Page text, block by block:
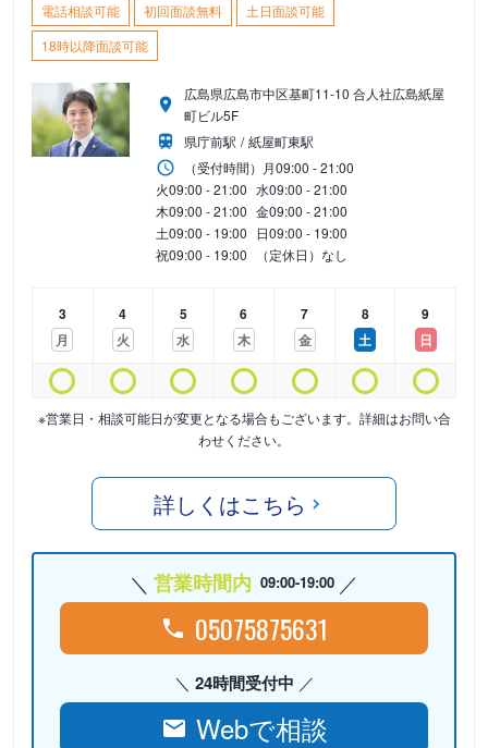
電話相談可能 初回面談無料
土日面談可能
18時以降面談可能
広島県広島市中区基町11-10 合人社広島紙屋
町ビル5F
県庁前駅
紙屋町東駅
（受付時間） 月09:00 - 21:00
火09:00 - 21:00 水09:00 - 21:00
木09:00 - 21:00 金09:00 - 21:00
土09:00 - 19:00 日09:00 - 19:00
祝09:00 - 19:00 （定休日）なし
3
月
4
火
5
水
6
木
7
金
8
土
9
日
※営業日・相談可能日が変更となる場合もございます。詳細はお問い合
わせください。
詳しくはこちら
営業時間内 09:00-19:00
05075875631
24時間受付中
Webで相談